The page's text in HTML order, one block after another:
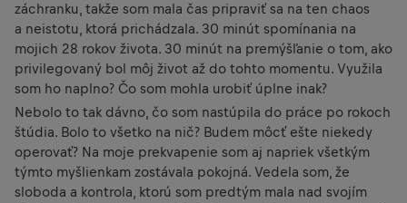
záchranku, takže som mala čas pripraviť sa na ten chaos
a neistotu, ktorá prichádzala. 30 minút spomínania na
mojich 28 rokov života. 30 minút na premýšľanie o tom, ako
privilegovaný bol môj život až do tohto momentu. Využila
som ho naplno? Čo som mohla urobiť úplne inak?
Nebolo to tak dávno, čo som nastúpila do práce po rokoch
štúdia. Bolo to všetko na nič? Budem môcť ešte niekedy
operovať? Na moje prekvapenie som aj napriek všetkým
týmto myšlienkam zostávala pokojná. Vedela som, že
sloboda a kontrola, ktorú som predtým mala nad svojím